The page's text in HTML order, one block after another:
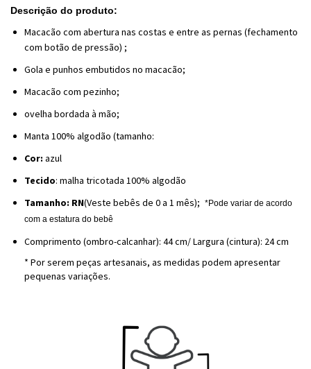
Descrição do produto:
Macacão com abertura nas costas e entre as pernas (fechamento
com botão de pressão) ;
Gola e punhos embutidos no macacão;
Macacão com pezinho;
ovelha bordada à mão;
Manta 100% algodão (tamanho:
Cor: azul
Tecido: malha tricotada 100% algodão
Tamanho: RN(Veste bebês de 0 a 1 mês); *Pode variar de acordo
com a estatura do bebê
Comprimento (ombro-calcanhar): 44 cm/ Largura (cintura): 24 cm
* Por serem peças artesanais, as medidas podem apresentar
pequenas variações.